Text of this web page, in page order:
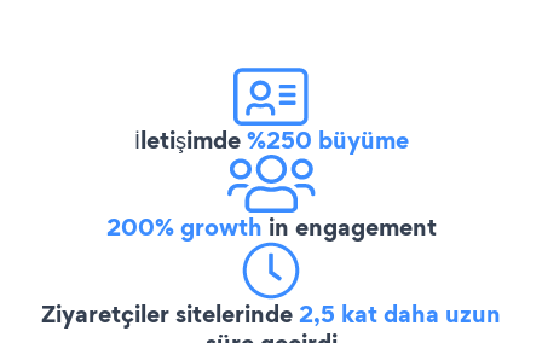
İletişimde%250 büyüme
200% growth in engagement
Ziyaretçiler sitelerinde2,5 kat daha uzun